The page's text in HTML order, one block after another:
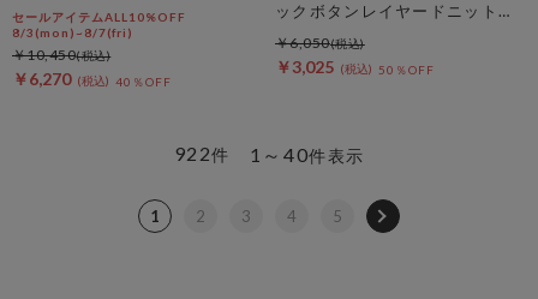
セールアイテムALL10%OFF
8/3(mon)~8/7(fri)
￥6,270 40％OFF
￥10,450
ックボタンレイヤードニットカ
ーディガン
￥3,025 50％OFF
￥6,050
1～40件表示
922件
1 2 3 4 5